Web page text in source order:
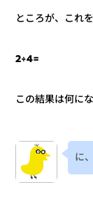
ところが、これ
2÷4=
この結果は何に
に